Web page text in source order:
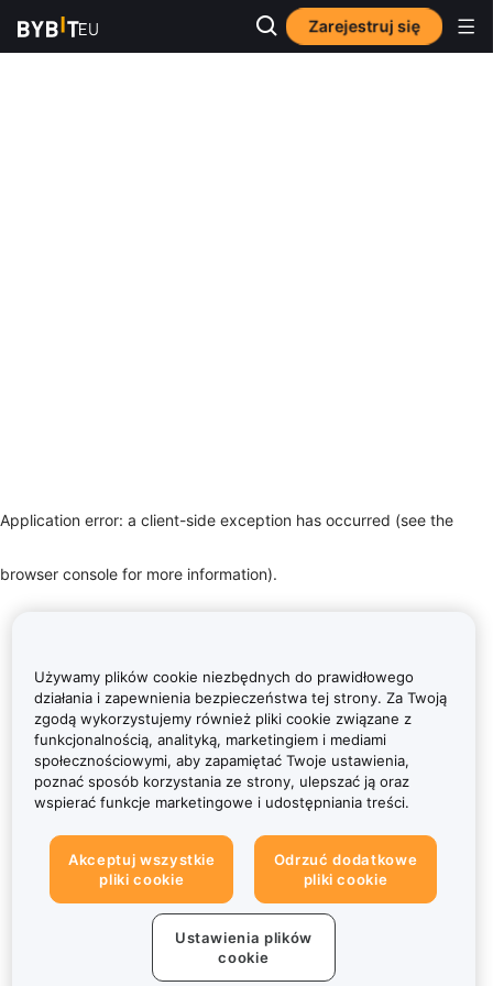
Zarejestruj się
Application error: a client-side exception has occurred (see the
browser console for more information).
Używamy plików cookie niezbędnych do prawidłowego
działania i zapewnienia bezpieczeństwa tej strony. Za Twoją
zgodą wykorzystujemy również pliki cookie związane z
funkcjonalnością, analityką, marketingiem i mediami
społecznościowymi, aby zapamiętać Twoje ustawienia,
poznać sposób korzystania ze strony, ulepszać ją oraz
wspierać funkcje marketingowe i udostępniania treści.
Akceptuj wszystkie
pliki cookie
Odrzuć dodatkowe
pliki cookie
Ustawienia plików
cookie